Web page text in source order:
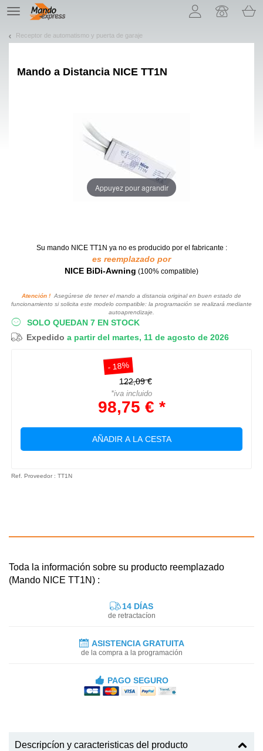
TE
navigation
Receptor de automatismo y puerta de garaje
Mando a Distancia NICE TT1N
Appuyez pour agrandir
Su mando NICE TT1N ya no es producido por el fabricante :
es reemplazado por
NICE BiDi-Awning (100% compatible)
Atención ! Asegúrese de tener el mando a distancia original en buen estado de
funcionamiento si solicita este modelo compatible: la programación se realizará mediante
autoaprendizaje.
SOLO QUEDAN 7 EN STOCK
Expedido a partir del martes, 11 de agosto de 2026
- 18%
122,09 €
*iva incluido
98,75 € *
AÑADIR A LA CESTA
Ref. Proveedor : TT1N
Toda la información sobre su producto reemplazado
(Mando NICE TT1N) :
14 DÍAS
de retractacíon
ASISTENCIA GRATUITA
de la compra a la programación
PAGO SEGURO
Descripcíon y caracteristicas del producto
¡Permítenos presentarte nuestras cookies!